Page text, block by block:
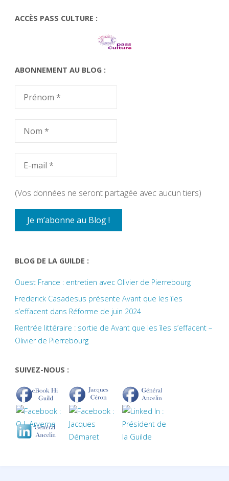
ACCÈS PASS CULTURE :
ABONNEMENT AU BLOG :
(Vos données ne seront partagée avec aucun tiers)
BLOG DE LA GUILDE :
Ouest France : entretien avec Olivier de Pierrebourg
Frederick Casadesus présente Avant que les îles
s’effacent dans Réforme de juin 2024
Rentrée littéraire : sortie de Avant que les îles s’effacent –
Olivier de Pierrebourg
SUIVEZ-NOUS :